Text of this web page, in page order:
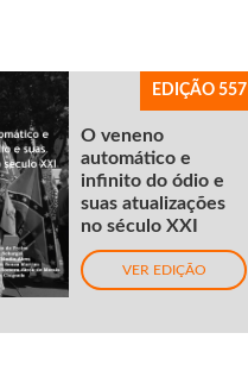
EDIÇÃO 557
O veneno
automático e
infinito do ódio e
suas atualizações
no século XXI
VER EDIÇÃO